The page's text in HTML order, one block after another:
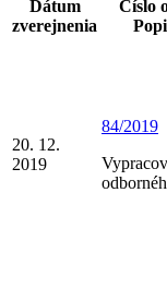
Dátum
zverejnenia
Číslo
20. 12.
2019
84/2019